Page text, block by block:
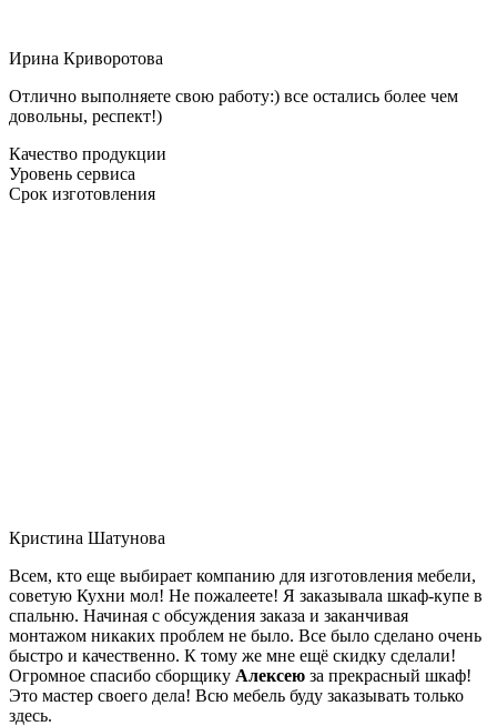
Ирина Криворотова
Отлично выполняете свою работу:) все остались более чем
довольны, респект!)
Качество продукции
Уровень сервиса
Срок изготовления
Кристина Шатунова
Всем, кто еще выбирает компанию для изготовления мебели,
советую Кухни мол! Не пожалеете! Я заказывала шкаф-купе в
спальню. Начиная с обсуждения заказа и заканчивая
монтажом никаких проблем не было. Все было сделано очень
быстро и качественно. К тому же мне ещё скидку сделали!
Огромное спасибо сборщику Алексею за прекрасный шкаф!
Это мастер своего дела! Всю мебель буду заказывать только
здесь.